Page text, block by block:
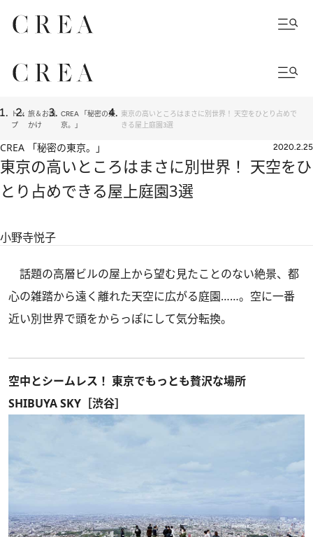
トッ
プ
旅＆お出
かけ
CREA 「秘密の東
京。」
東京の高いところはまさに別世界！ 天空をひとり占めで
きる屋上庭園3選
CREA 「秘密の東京。」 2020.2.25
東京の高いところはまさに別世界！ 天空をひ
とり占めできる屋上庭園3選
小野寺悦子
話題の高層ビルの屋上から望む見たことのない絶景、都
心の雑踏から遠く離れた天空に広がる庭園……。空に一番
近い別世界で頭をからっぽにして気分転換。
空中とシームレス！ 東京でもっとも贅沢な場所
SHIBUYA SKY［渋谷］